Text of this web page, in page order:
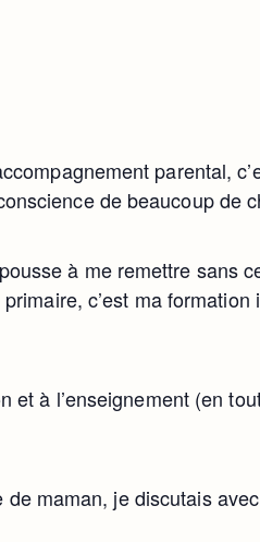
parental,
de beaucoup de
à me remettre sans
c’est ma
et à l’enseignement (en
maman, je discutais